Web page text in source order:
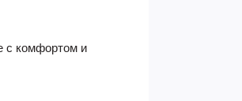
с комфортом и